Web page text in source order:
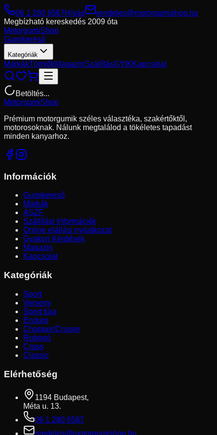
06 1 280 6567Hívás
rendeles@motorgumishop.hu
Megbízható kereskedés 2009 óta
MotorgumiShop
Gumikereső
Kategóriák
MárkákTömlőkMagazinSzállításGYIKKapcsolat
Betöltés...
MotorgumiShop
Prémium motorgumik széles választéka, szakértőktől,
motorosoknak. Nálunk megtalálod a tökéletes tapadást
minden kanyarhoz.
Információk
Gumikereső
Márkák
ÁSZF
Szállítási Információk
Online elállási nyilatkozat
Gyakori Kérdések
Magazin
Kapcsolat
Kategóriák
Sport
Verseny
Sport túra
Enduro
Chopper/Cruiser
Robogó
Cross
Classic
Elérhetőség
1194 Budapest,
Méta u. 13.
06 1 280 6567